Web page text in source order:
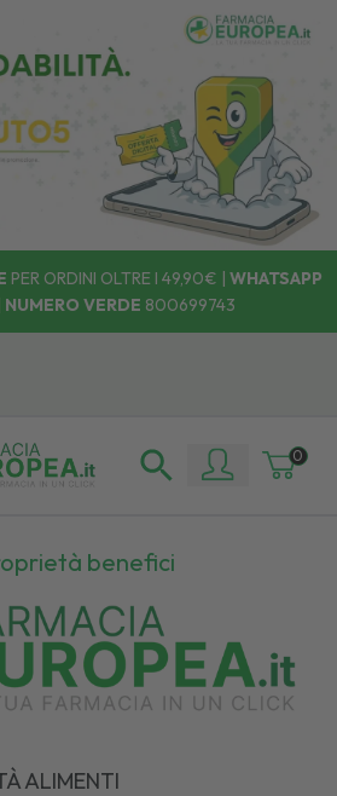
PER ORDINI OLTRE I 49,90€ | WHATSAPP
NUMERO VERDE 800699743
0
benefici
ALIMENTI